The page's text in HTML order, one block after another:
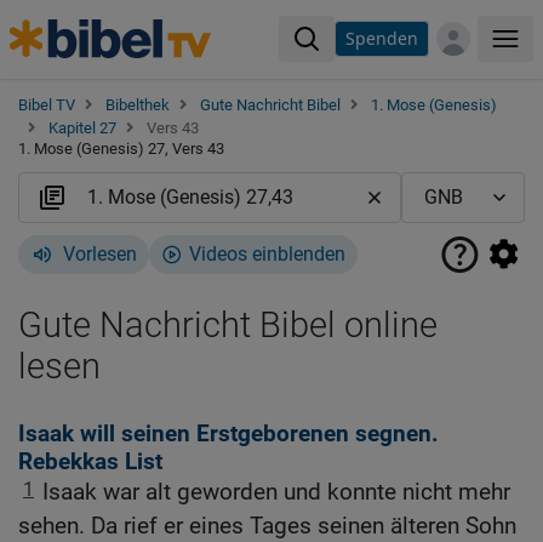
Spenden
Bibel TV Bibelthek Gute Nachricht Bibel
1. Mose (Genesis)
Kapitel 27
Vers 43
1. Mose (Genesis) 27, Vers 43
Vorlesen Videos einblenden
Gute Nachricht Bibel online
lesen
Isaak will seinen Erstgeborenen segnen.
Rebekkas List
1
Isaak war alt geworden und konnte nicht mehr
sehen. Da rief er eines Tages seinen älteren Sohn